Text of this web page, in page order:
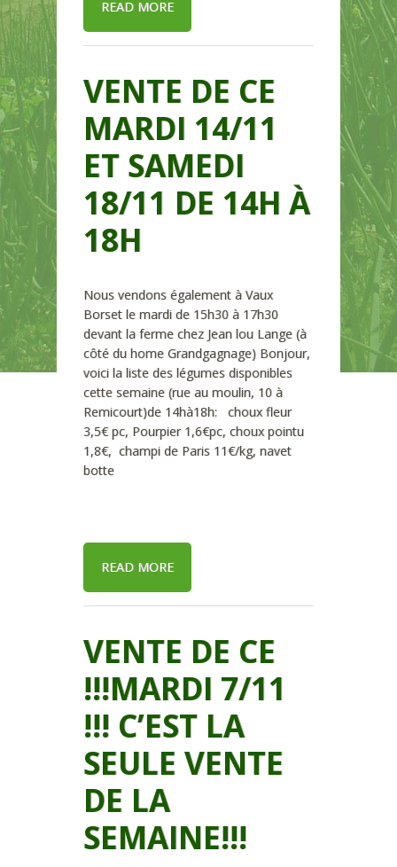
READ MORE
VENTE DE CE
MARDI 14/11
ET SAMEDI
18/11 DE 14H À
18H
Nous vendons également à Vaux
Borset le mardi de 15h30 à 17h30
devant la ferme chez Jean lou Lange (à
côté du home Grandgagnage) Bonjour,
voici la liste des légumes disponibles
cette semaine (rue au moulin, 10 à
Remicourt)de 14hà18h: choux fleur
3,5€ pc, Pourpier 1,6€pc, choux pointu
1,8€, champi de Paris 11€/kg, navet
botte
READ MORE
VENTE DE CE
!!!MARDI 7/11
!!! C’EST LA
SEULE VENTE
DE LA
SEMAINE!!!